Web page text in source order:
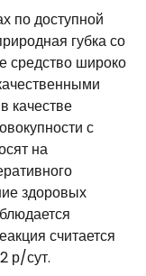
по доступной
губка со
средство широко
качестве
с
на
здоровых
считается
р/сут.